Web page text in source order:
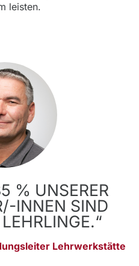
leisten.
% UNSERER
INNEN SIND
Lehrwerkstätte